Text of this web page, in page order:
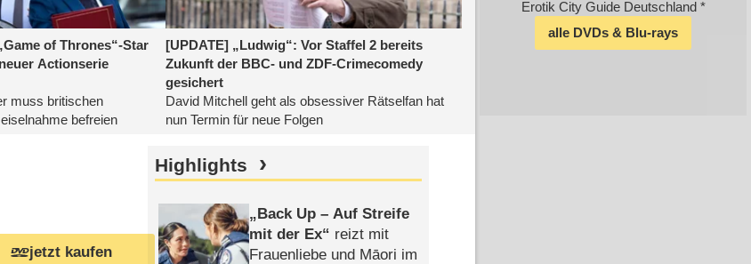
jetzt kaufen
Highlights
Back Up – Auf Streife
mit der Ex
reizt mit
Frauenliebe und Māori im